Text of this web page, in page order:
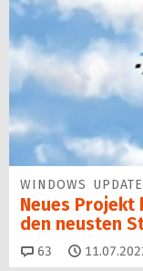
WINDOWS UPDATE
Neues Projekt
den neusten
63 Kommentare